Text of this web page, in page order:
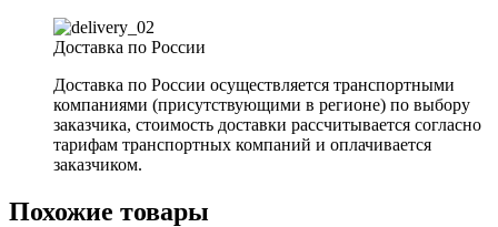
Доставка по России
Доставка по России осуществляется транспортными
компаниями (присутствующими в регионе) по выбору
заказчика, стоимость доставки рассчитывается согласно
тарифам транспортных компаний и оплачивается
заказчиком.
Похожие товары